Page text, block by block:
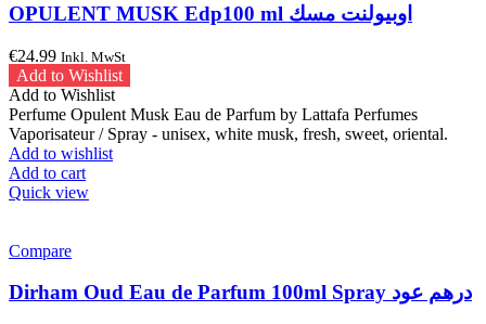
OPULENT MUSK Edp100 ml اوبيولنت مسك
€24.99 Inkl. MwSt
Add to Wishlist
Add to Wishlist
Perfume Opulent Musk Eau de Parfum by Lattafa Perfumes
Vaporisateur / Spray - unisex, white musk, fresh, sweet, oriental.
Add to wishlist
Add to cart
Quick view
Compare
Dirham Oud Eau de Parfum 100ml Spray درهم عود